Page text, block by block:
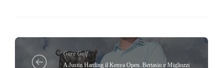
Gare Golf
A Justin Harding il Kenya Open. Bertasio e Migliozzi